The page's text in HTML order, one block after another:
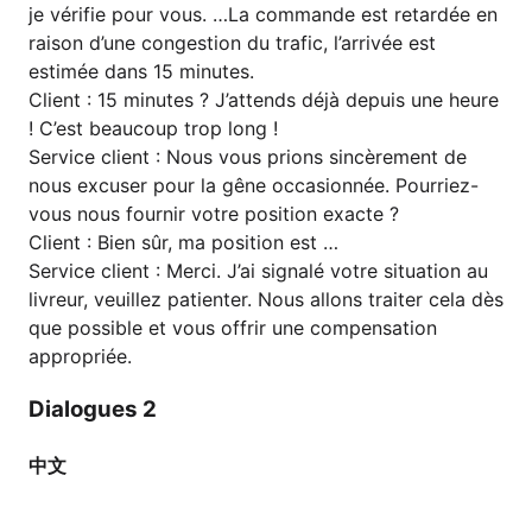
je vérifie pour vous. …La commande est retardée en
raison d’une congestion du trafic, l’arrivée est
estimée dans 15 minutes.
Client : 15 minutes ? J’attends déjà depuis une heure
! C’est beaucoup trop long !
Service client : Nous vous prions sincèrement de
nous excuser pour la gêne occasionnée. Pourriez-
vous nous fournir votre position exacte ?
Client : Bien sûr, ma position est …
Service client : Merci. J’ai signalé votre situation au
livreur, veuillez patienter. Nous allons traiter cela dès
que possible et vous offrir une compensation
appropriée.
Dialogues 2
中文